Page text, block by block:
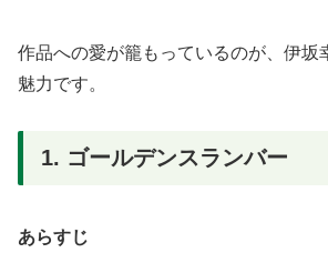
作品への愛が籠もっているのが、伊坂
魅力です。
1. ゴールデンスランバー
あらすじ